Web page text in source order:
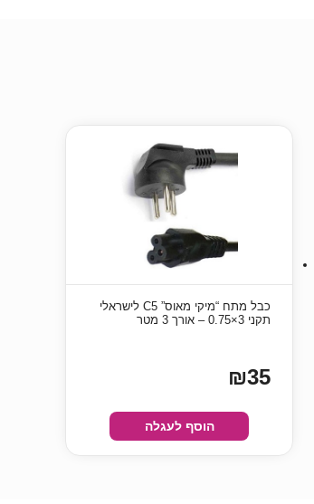
כבל מתח “מיקי מאוס” C5 לישראלי
תקני 3×0.75 – אורך 3 מטר
₪35
הוסף לעגלה